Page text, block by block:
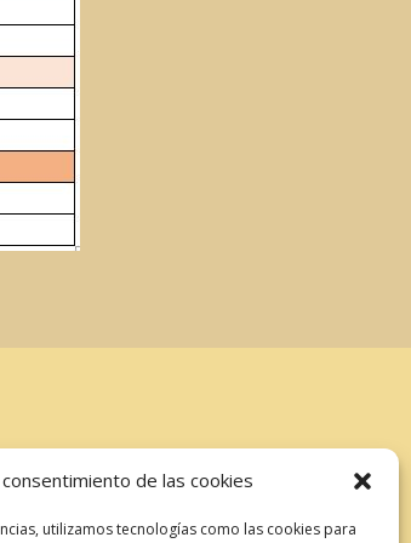
de las cookies
utilizamos tecnologías como las cookies para